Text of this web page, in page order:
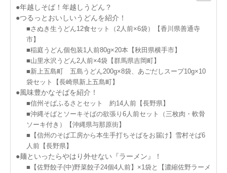
●年越しそば！年越しうどん？
●つるっとおいしいうどんを紹介！
■さぬき生うどん12食セット（2人前×6袋）【香川県善通寺
市】
■稲庭うどん個包装1人前80g×20本【秋田県横手市】
■山里水沢うどん2人前×4袋【群馬県吉岡町】
■新上五島町 五島うどん200g×8袋、あごだしスープ10g×10
袋セット【長崎県新上五島町】
●風味豊かなそばを紹介！
■信州そばふるさとセット 約14人前【長野県】
■沖縄そばとソーキそばの欲張り6人前セット（三枚肉・軟骨
ソーキ付き）【沖縄県与那原街】
■【信州のそば工房から本生手打ちそばをお届け】雪村そば6
人前【長野県】
●麺といったらやはり外せない『ラーメン』！
■【佐野餃子(中)野菜餃子24個4人前】×1袋と【濃縮佐野ラーメ